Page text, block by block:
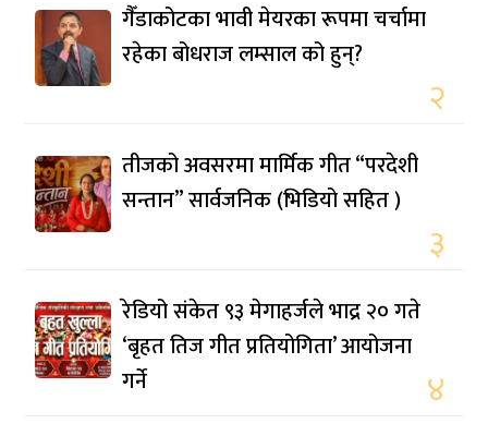
गैँडाकोटका भावी मेयरका रूपमा चर्चामा
रहेका बोधराज लम्साल को हुन्?
२
तीजको अवसरमा मार्मिक गीत “परदेशी
सन्तान” सार्वजनिक (भिडियो सहित )
३
रेडियो संकेत ९३ मेगाहर्जले भाद्र २० गते
‘बृहत तिज गीत प्रतियोगिता’ आयोजना
गर्ने
४